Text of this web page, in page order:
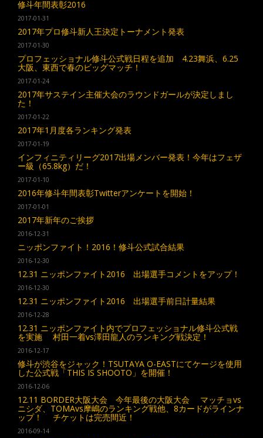
修斗年間表彰2016
2017-01-31
2017年プロ修斗新人王決定トーナメント発表
2017-01-30
プロフェッショナル修斗公式戦日程を追加 4.23舞浜、6.25
大阪、東西で春のビッグマッチ！
2017-01-24
2017年サステイン主催大会のラウンドガールが決定しまし
た！
2017-01-22
2017年1月度各ランキング発表
2017-01-19
インフィニティリーグ2017出場メンバー発表！今年はフェザ
ー級（65.8kg）だ！
2017-01-10
2016年修斗年間表彰Twitterアンケートを開始！
2017-01-01
2017年新年のご挨拶
2016-12-31
ニッポンファイト！2016！修斗公式試合結果
2016-12-30
12.31 ニッポンファイト2016 出場選手コメントをアップ！
2016-12-30
12.31 ニッポンファイト2016 出場選手前日計量結果
2016-12-28
12.31 ニッポンファイト内でプロフェッショナル修斗公式戦
を実施 村田一着vs澤田龍人のランキング戦決定！
2016-12-17
修斗が渋谷をジャック！TSUTAYA O-EASTにてケージを使用
した公式戦「THIS IS SHOOTO」を開催！
2016-12-06
12.11 BORDER大阪大会 今年最後の大阪大会 マッチョvs
ニシダ、TOMAvs摩嶋のランキング戦他、8カードがラインナ
ップ！ チケットは完売間近！
2016-09-14